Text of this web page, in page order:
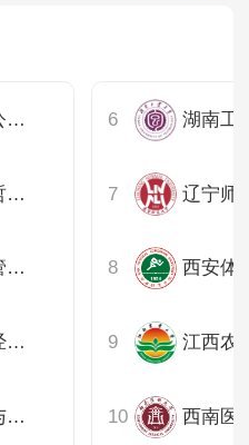
浙江财经大学公共管理学院
江苏师范大学哲学与公共管理学院
广西大学公共管理学院
山东农业大学经济管理学院
天津大学管理与经济学部
西安体
江西农